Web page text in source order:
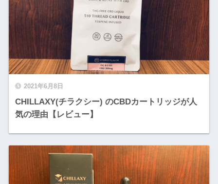
2021年6月8日
CHILLAXY(チラクシー) のCBDカートリッジが人
気の理由【レビュー】